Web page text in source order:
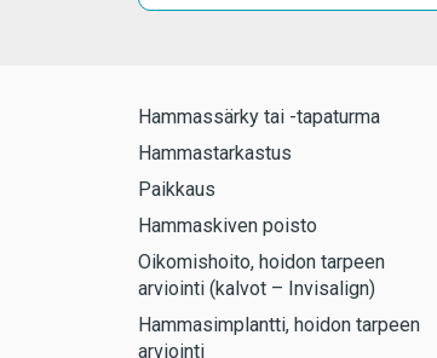
Hammassärky tai -tapaturma
Hammastarkastus
Paikkaus
Hammaskiven poisto
Oikomishoito, hoidon tarpeen
arviointi (kalvot – Invisalign)
Hammasimplantti, hoidon tarpeen
arviointi